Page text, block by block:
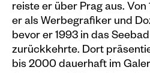
Preview
Archive
Shop
reiste er über Prag aus.
er als Werbegrafiker und
bevor er 1993 in das
zurückkehrte. Dort
bis 2000 dauerhaft im